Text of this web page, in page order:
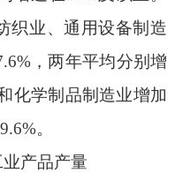
织业、通用设备制造
%，两年平均分别增
化学制品制造业增加
9.6%。
产品产量